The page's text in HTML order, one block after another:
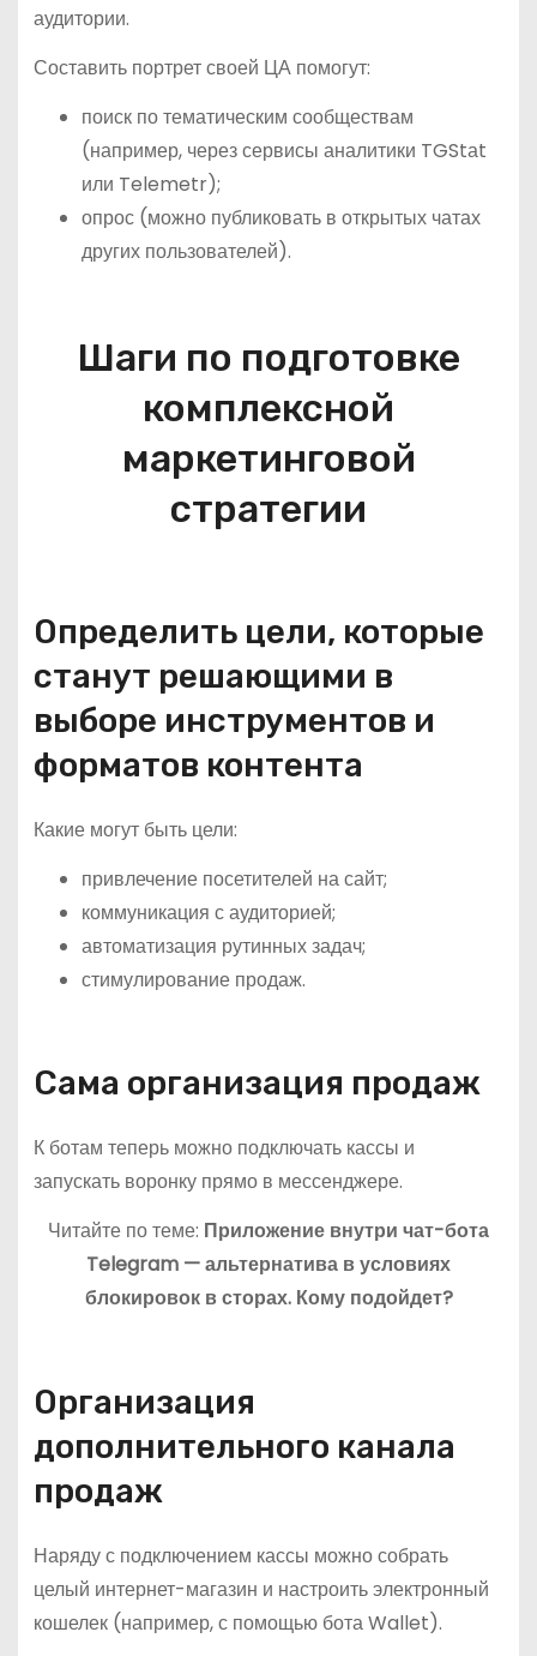
аудитории.
Составить портрет своей ЦА помогут:
поиск по тематическим сообществам
(например, через сервисы аналитики TGStаt
или Telemetr);
опрос (можно публиковать в открытых чатах
других пользователей).
Шаги по подготовке
комплексной
маркетинговой
стратегии
Определить цели, которые
станут решающими в
выборе инструментов и
форматов контента
Какие могут быть цели:
привлечение посетителей на сайт;
коммуникация с аудиторией;
автоматизация рутинных задач;
стимулирование продаж.
Сама организация продаж
К ботам теперь можно подключать кассы и
запускать воронку прямо в мессенджере.
Читайте по теме: Приложение внутри чат-бота
Telegram — альтернатива в условиях
блокировок в сторах. Кому подойдет?
Организация
дополнительного канала
продаж
Наряду с подключением кассы можно собрать
целый интернет-магазин и настроить электронный
кошелек (например, с помощью бота Wallet).